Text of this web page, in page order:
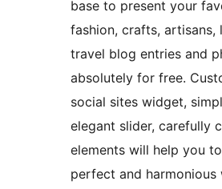
base to present your
fashion, crafts, artisans,
travel blog entries and
absolutely for free.
social sites widget,
elegant slider, carefully
elements will help you
perfect and harmonious